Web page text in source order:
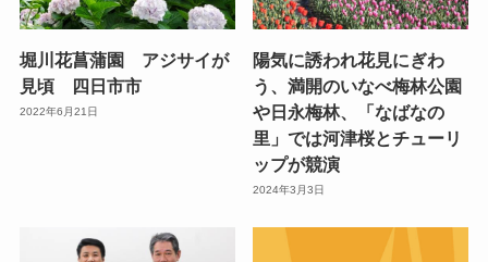
堀川花菖蒲園 アジサイが
見頃 四日市市
2022年6月21日
陽気に誘われ花見にぎわ
う、満開のいなべ梅林公園
や日永梅林、「なばなの
里」では河津桜とチューリ
ップが競演
2024年3月3日